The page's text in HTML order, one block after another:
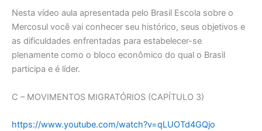
Nesta vídeo aula apresentada pelo Brasil Escola sobre o
Mercosul você vai conhecer seu histórico, seus objetivos e
as dificuldades enfrentadas para estabelecer-se
plenamente como o bloco econômico do qual o Brasil
participa e é líder.
C – MOVIMENTOS MIGRATÓRIOS (CAPÍTULO 3)
https://www.youtube.com/watch?v=qLUOTd4GQjo